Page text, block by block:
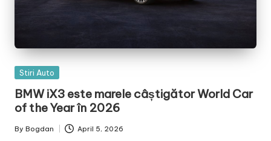
Posted
Stiri Auto
BMW iX3 este marele câștigător World Car
of the Year în 2026
Posted
By Bogdan April 5, 2026